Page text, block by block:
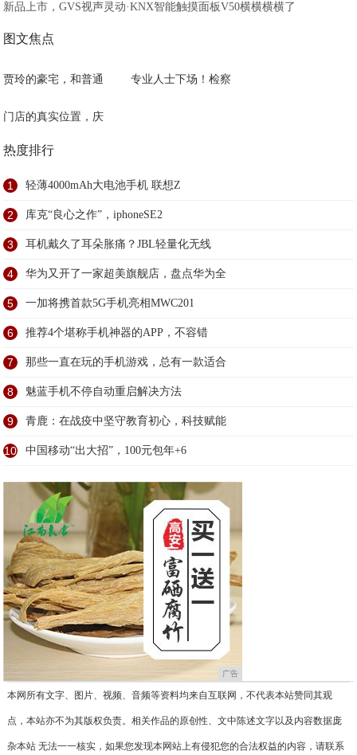
新品上市，GVS视声灵动·KNX智能触摸面板V50横横横横了
图文焦点
贾玲的豪宅，和普通 专业人士下场！检察
门店的真实位置，庆
热度排行
1 轻薄4000mAh大电池手机 联想Z
2 库克“良心之作”，iphoneSE2
3 耳机戴久了耳朵胀痛？JBL轻量化无线
4 华为又开了一家超美旗舰店，盘点华为全
5 一加将携首款5G手机亮相MWC201
6 推荐4个堪称手机神器的APP，不容错
7 那些一直在玩的手机游戏，总有一款适合
8 魅蓝手机不停自动重启解决方法
9 青鹿：在战疫中坚守教育初心，科技赋能
10 中国移动“出大招”，100元包年+6
广告
本网所有文字、图片、视频、音频等资料均来自互联网，不代表本站赞同其观
点，本站亦不为其版权负责。相关作品的原创性、文中陈述文字以及内容数据庞
杂本站 无法一一核实，如果您发现本网站上有侵犯您的合法权益的内容，请联系